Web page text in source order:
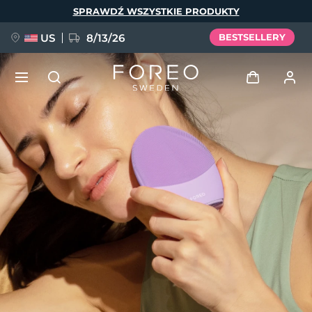
SPRAWDŹ WSZYSTKIE PRODUKTY
US 8/13/26 BESTSELLERY
Profil użytkownika
Moje urządzenia
Moje zamówienia
Moje adresy
Moje subskrypcje
NOWOŚĆ
FAQ™ Pure Beauty-Tech Elixir
BREAKING NEWS
issa™ Teeth Whitening Set
Język
English Deutsch
Español
Français
Italiano
Português
Svenska
Русский
Türkçe
简体中文 繁體中文